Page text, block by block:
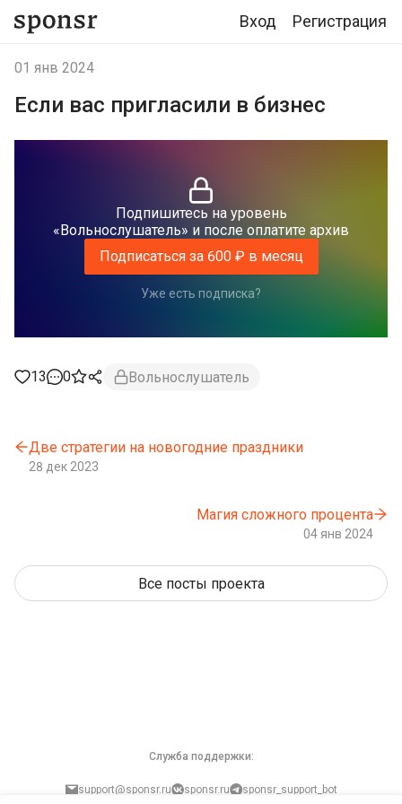
Вход Регистрация
01 янв 2024
Если вас пригласили в бизнес
Подпишитесь на уровень
«Вольнослушатель» и после оплатите архив
Подписаться за 600 ₽ в месяц
Уже есть подписка?
13 0 Вольнослушатель
Две стратегии на новогодние праздники
28 дек 2023
Магия сложного процента
04 янв 2024
Все посты проекта
Служба поддержки:
support@sponsr.ru sponsr.ru sponsr_support_bot